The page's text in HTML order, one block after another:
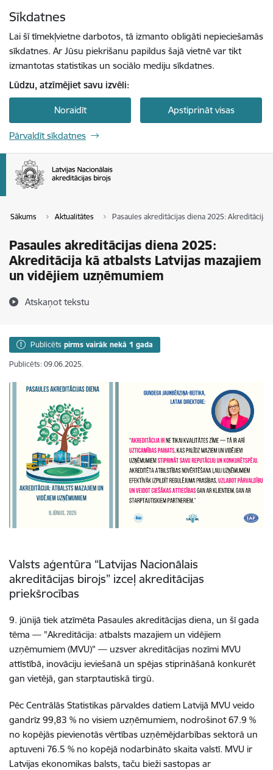
Sīkdatnes
Lai šī tīmekļvietne darbotos, tā izmanto obligāti nepieciešamās
sīkdatnes. Ar Jūsu piekrišanu papildus šajā vietnē var tikt
izmantotas statistikas un sociālo mediju sīkdatnes.
Lūdzu, atzīmējiet savu izvēli:
Noraidīt Apstiprināt visas
Pārvaldīt sīkdatnes
Sākums Aktualitātes Pasaules akreditācijas diena 2025: Akreditācija
Pasaules akreditācijas diena 2025:
Akreditācija kā atbalsts Latvijas mazajiem
un vidējiem uzņēmumiem
Atskaņot tekstu
Publicēts pirms vairāk nekā 1 gada
Publicēts: 09.06.2025.
Valsts aģentūra “Latvijas Nacionālais
akreditācijas birojs” izceļ akreditācijas
priekšrocības
9. jūnijā tiek atzīmēta Pasaules akreditācijas diena, un šī gada
tēma — "Akreditācija: atbalsts mazajiem un vidējiem
uzņēmumiem (MVU)" — uzsver akreditācijas nozīmi MVU
attīstībā, inovāciju ieviešanā un spējas stiprināšanā konkurēt
gan vietējā, gan starptautiskā tirgū.
Pēc Centrālās Statistikas pārvaldes datiem Latvijā MVU veido
gandrīz 99,83 % no visiem uzņēmumiem, nodrošinot 67.9 %
no kopējās pievienotās vērtības uzņēmējdarbības sektorā un
aptuveni 76.5 % no kopējā nodarbināto skaita valstī. MVU ir
Latvijas ekonomikas balsts, taču bieži sastopas ar